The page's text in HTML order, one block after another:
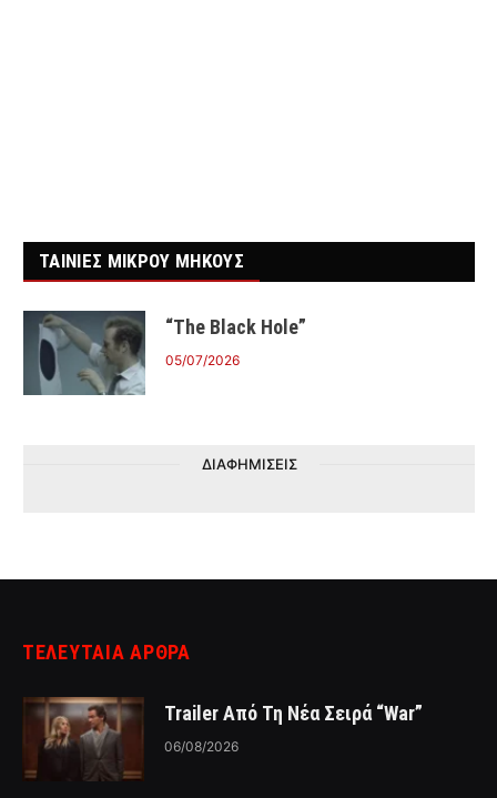
ΤΑΙΝΙΕΣ ΜΙΚΡΟΥ ΜΗΚΟΥΣ
“The Black Hole”
05/07/2026
ΔΙΑΦΗΜΙΣΕΙΣ
ΤΕΛΕΥΤΑΙΑ ΑΡΘΡΑ
Trailer Από Τη Νέα Σειρά “War”
06/08/2026